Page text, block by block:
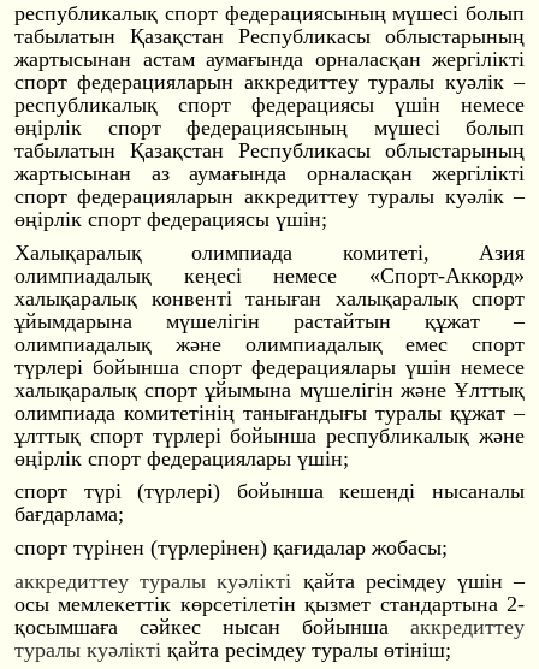
республикалық спорт федерациясының мүшесі болып
табылатын Қазақстан Республикасы облыстарының
жартысынан астам аумағында орналасқан жергілікті
спорт федерацияларын аккредиттеу туралы куәлік –
республикалық спорт федерациясы үшін немесе
өңірлік спорт федерациясының мүшесі болып
табылатын Қазақстан Республикасы облыстарының
жартысынан аз аумағында орналасқан жергілікті
спорт федерацияларын аккредиттеу туралы куәлік –
өңірлік спорт федерациясы үшін;
Халықаралық олимпиада комитеті, Азия
олимпиадалық кеңесі немесе «Спорт-Аккорд»
халықаралық конвенті таныған халықаралық спорт
ұйымдарына мүшелігін растайтын құжат –
олимпиадалық және олимпиадалық емес спорт
түрлері бойынша спорт федерациялары үшін немесе
халықаралық спорт ұйымына мүшелігін және Ұлттық
олимпиада комитетінің танығандығы туралы құжат –
ұлттық спорт түрлері бойынша республикалық және
өңірлік спорт федерациялары үшін;
спорт түрі (түрлері) бойынша кешенді нысаналы
бағдарлама;
спорт түрінен (түрлерінен) қағидалар жобасы;
аккредиттеу туралы куәлікті қайта ресімдеу үшін –
осы мемлекеттік көрсетілетін қызмет стандартына 2-
қосымшаға сәйкес нысан бойынша аккредиттеу
туралы куәлікті қайта ресімдеу туралы өтініш;